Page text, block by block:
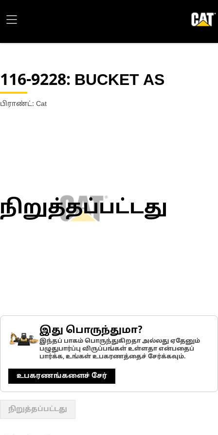
116-9228: BUCKET AS
பிராண்ட்: Cat
நிறுத்தப்பட்டது
இது பொருந்துமா?
இந்தப் பாகம் பொருந்துகிறதா அல்லது ஏதேனும்
பழுதுபார்ப்பு விருப்பங்கள் உள்ளதா என்பதைப்
பார்க்க, உங்கள் உபகரணத்தைச் சேர்க்கவும்.
உபகரணங்களைச் சேர்
நிறுத்தப்பட்டது